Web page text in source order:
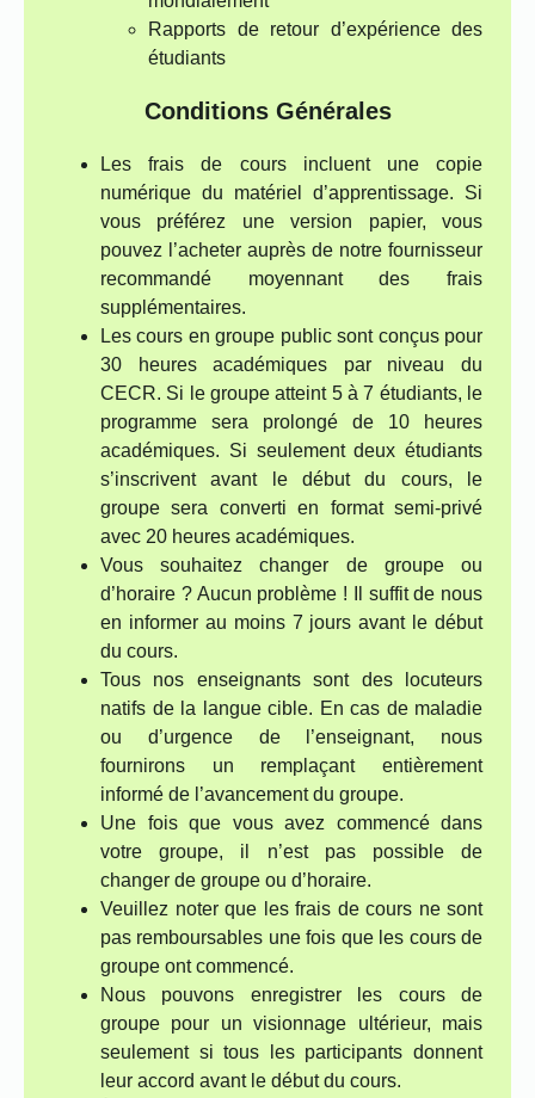
Rapports de retour d’expérience des
étudiants
Conditions Générales
Les frais de cours incluent une copie
numérique du matériel d’apprentissage. Si
vous préférez une version papier, vous
pouvez l’acheter auprès de notre fournisseur
recommandé moyennant des frais
supplémentaires.
Les cours en groupe public sont conçus pour
30 heures académiques par niveau du
CECR. Si le groupe atteint 5 à 7 étudiants, le
programme sera prolongé de 10 heures
académiques. Si seulement deux étudiants
s’inscrivent avant le début du cours, le
groupe sera converti en format semi-privé
avec 20 heures académiques.
Vous souhaitez changer de groupe ou
d’horaire ? Aucun problème ! Il suffit de nous
en informer au moins 7 jours avant le début
du cours.
Tous nos enseignants sont des locuteurs
natifs de la langue cible. En cas de maladie
ou d’urgence de l’enseignant, nous
fournirons un remplaçant entièrement
informé de l’avancement du groupe.
Une fois que vous avez commencé dans
votre groupe, il n’est pas possible de
changer de groupe ou d’horaire.
Veuillez noter que les frais de cours ne sont
pas remboursables une fois que les cours de
groupe ont commencé.
Nous pouvons enregistrer les cours de
groupe pour un visionnage ultérieur, mais
seulement si tous les participants donnent
leur accord avant le début du cours.